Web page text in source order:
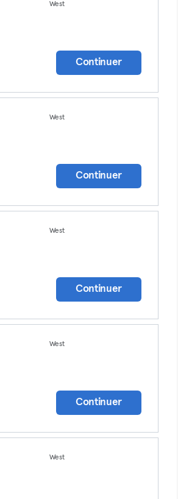
West
Continuer
West
Continuer
West
Continuer
West
Continuer
West